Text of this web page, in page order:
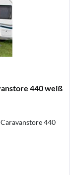
440 weiß
440